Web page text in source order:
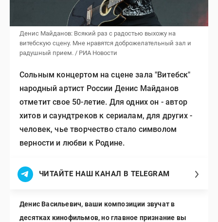
Денис Майданов: Всякий раз с радостью выхожу на
витебскую сцену. Мне нравятся доброжелательный зал и
радушный прием. / РИА Новости
Сольным концертом на сцене зала "Витебск"
народный артист России Денис Майданов
отметит свое 50-летие. Для одних он - автор
хитов и саундтреков к сериалам, для других -
человек, чье творчество стало символом
верности и любви к Родине.
ЧИТАЙТЕ НАШ КАНАЛ В TELEGRAM
Денис Васильевич, ваши композиции звучат в
десятках кинофильмов, но главное признание вы